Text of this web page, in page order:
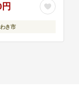
と暮らせる環境づ
き市